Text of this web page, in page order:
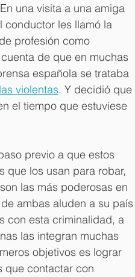
una visita a una amiga
conductor les llamó la
profesión como
de que en muchas
española se trataba
violentas. Y decidió que
el tiempo que estuviese
previo a que estos
que los usan para robar,
las más poderosas en
ambas aluden a su país
con esta criminalidad, a
las integran muchas
objetivos es lograr
que contactar con